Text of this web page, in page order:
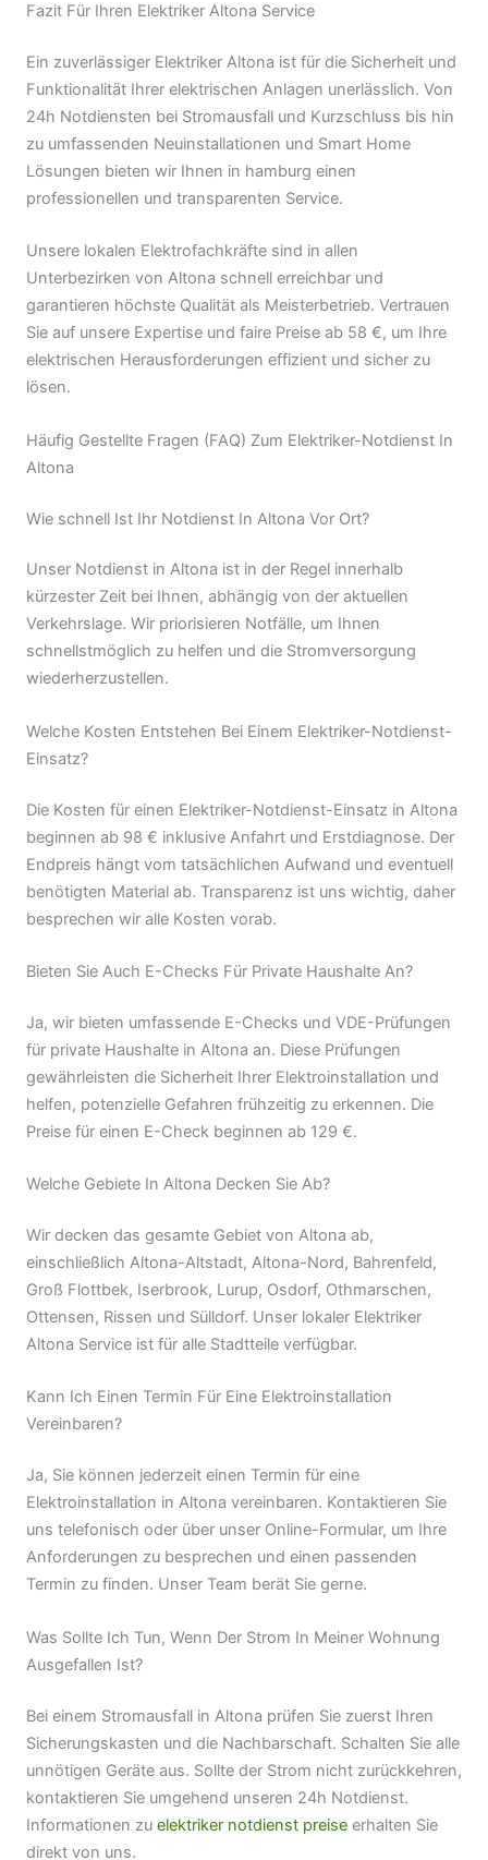
Fazit Für Ihren Elektriker Altona Service
Ein zuverlässiger Elektriker Altona ist für die Sicherheit und
Funktionalität Ihrer elektrischen Anlagen unerlässlich. Von
24h Notdiensten bei Stromausfall und Kurzschluss bis hin
zu umfassenden Neuinstallationen und Smart Home
Lösungen bieten wir Ihnen in hamburg einen
professionellen und transparenten Service.
Unsere lokalen Elektrofachkräfte sind in allen
Unterbezirken von Altona schnell erreichbar und
garantieren höchste Qualität als Meisterbetrieb. Vertrauen
Sie auf unsere Expertise und faire Preise ab 58 €, um Ihre
elektrischen Herausforderungen effizient und sicher zu
lösen.
Häufig Gestellte Fragen (FAQ) Zum Elektriker-Notdienst In
Altona
Wie schnell Ist Ihr Notdienst In Altona Vor Ort?
Unser Notdienst in Altona ist in der Regel innerhalb
kürzester Zeit bei Ihnen, abhängig von der aktuellen
Verkehrslage. Wir priorisieren Notfälle, um Ihnen
schnellstmöglich zu helfen und die Stromversorgung
wiederherzustellen.
Welche Kosten Entstehen Bei Einem Elektriker-Notdienst-
Einsatz?
Die Kosten für einen Elektriker-Notdienst-Einsatz in Altona
beginnen ab 98 € inklusive Anfahrt und Erstdiagnose. Der
Endpreis hängt vom tatsächlichen Aufwand und eventuell
benötigten Material ab. Transparenz ist uns wichtig, daher
besprechen wir alle Kosten vorab.
Bieten Sie Auch E-Checks Für Private Haushalte An?
Ja, wir bieten umfassende E-Checks und VDE-Prüfungen
für private Haushalte in Altona an. Diese Prüfungen
gewährleisten die Sicherheit Ihrer Elektroinstallation und
helfen, potenzielle Gefahren frühzeitig zu erkennen. Die
Preise für einen E-Check beginnen ab 129 €.
Welche Gebiete In Altona Decken Sie Ab?
Wir decken das gesamte Gebiet von Altona ab,
einschließlich Altona-Altstadt, Altona-Nord, Bahrenfeld,
Groß Flottbek, Iserbrook, Lurup, Osdorf, Othmarschen,
Ottensen, Rissen und Sülldorf. Unser lokaler Elektriker
Altona Service ist für alle Stadtteile verfügbar.
Kann Ich Einen Termin Für Eine Elektroinstallation
Vereinbaren?
Ja, Sie können jederzeit einen Termin für eine
Elektroinstallation in Altona vereinbaren. Kontaktieren Sie
uns telefonisch oder über unser Online-Formular, um Ihre
Anforderungen zu besprechen und einen passenden
Termin zu finden. Unser Team berät Sie gerne.
Was Sollte Ich Tun, Wenn Der Strom In Meiner Wohnung
Ausgefallen Ist?
Bei einem Stromausfall in Altona prüfen Sie zuerst Ihren
Sicherungskasten und die Nachbarschaft. Schalten Sie alle
unnötigen Geräte aus. Sollte der Strom nicht zurückkehren,
kontaktieren Sie umgehend unseren 24h Notdienst.
Informationen zu elektriker notdienst preise erhalten Sie
direkt von uns.